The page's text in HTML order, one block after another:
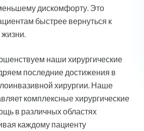
дискомфорту. Это
быстрее вернуться к
наши хирургические
последние достижения в
хирургии. Наше
комплексные хирургические
в различных областях
каждому пациенту